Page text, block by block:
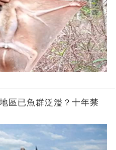
區已魚群泛濫？十年禁